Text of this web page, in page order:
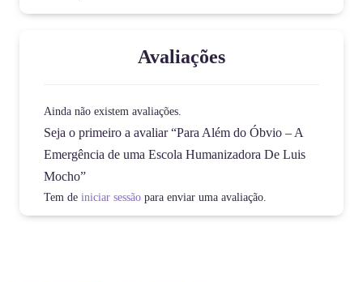
Avaliações
Ainda não existem avaliações.
Seja o primeiro a avaliar “Para Além do Óbvio – A
Emergência de uma Escola Humanizadora De Luis
Mocho”
Tem de iniciar sessãopara enviar uma avaliação.